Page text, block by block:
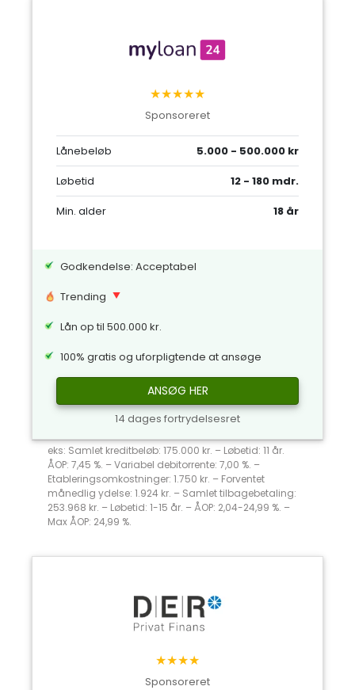
★★★★★
Sponsoreret
Lånebeløb
5.000 - 500.000 kr
Løbetid
12 - 180 mdr.
Min. alder
18 år
Godkendelse: Acceptabel
Trending
Lån op til 500.000 kr.
100% gratis og uforpligtende at ansøge
ANSØG HER
14 dages fortrydelsesret
eks: Samlet kreditbeløb: 175.000 kr. – Løbetid: 11 år.
ÅOP: 7,45 %. – Variabel debitorrente: 7,00 %. –
Etableringsomkostninger: 1.750 kr. – Forventet
månedlig ydelse: 1.924 kr. – Samlet tilbagebetaling:
253.968 kr. – Løbetid: 1-15 år. – ÅOP: 2,04-24,99 %. –
Max ÅOP: 24,99 %.
★★★★
Sponsoreret